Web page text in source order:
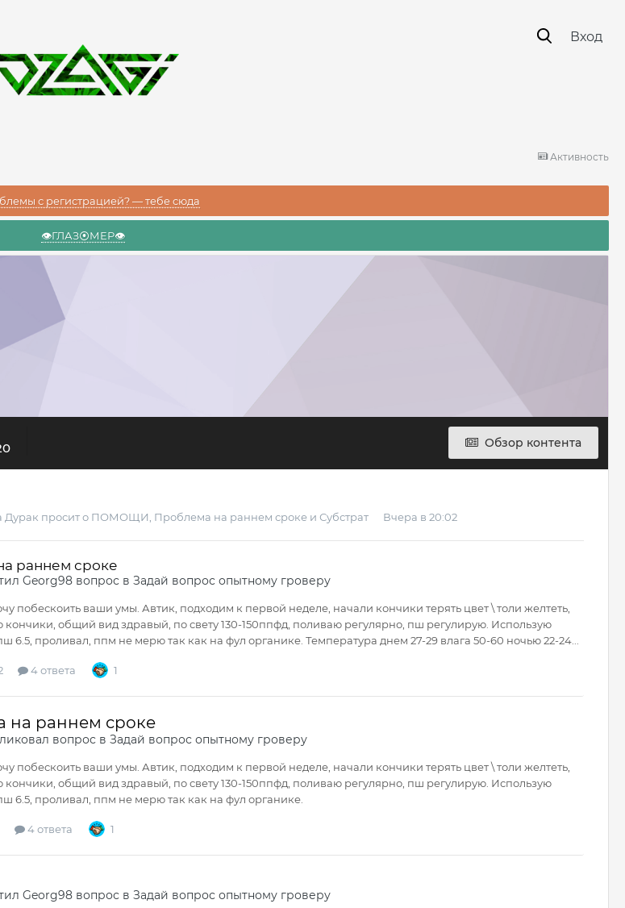
Вход
Активность
с регистрацией? — тебе сюда
👁️ГЛАЗ⦿МЕР👁️
Обзор контента
Дурак просит о ПОМОЩИ Проблема на раннем срокеи Субстрат Вчера в 20:02
раннем сроке
Georg98вопрос в Задай вопрос опытному гроверу
побескоить ваши умы. Автик, подходим к первой неделе, начали кончики терять цвет \ толи желтеть,
кончики, общий вид здравый, по свету 130-150ппфд, поливаю регулярно, пш регулирую. Использую
6.5, проливал, ппм не мерю так как на фул органике. Температура днем 27-29 влага 50-60 ночью 22-24...
4 ответа 1
на раннем сроке
вопрос в Задай вопрос опытному гроверу
побескоить ваши умы. Автик, подходим к первой неделе, начали кончики терять цвет \ толи желтеть,
кончики, общий вид здравый, по свету 130-150ппфд, поливаю регулярно, пш регулирую. Использую
6.5, проливал, ппм не мерю так как на фул органике.
4 ответа 1
Georg98вопрос в Задай вопрос опытному гроверу